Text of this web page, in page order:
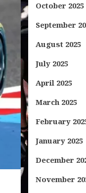
October 2025
September
August 2025
July 2025
April 2025
March 2025
February
January 2025
December
November